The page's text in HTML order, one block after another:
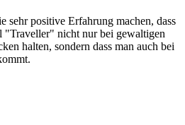
sehr positive Erfahrung machen, dass
"Traveller" nicht nur bei gewaltigen
halten, sondern dass man auch bei